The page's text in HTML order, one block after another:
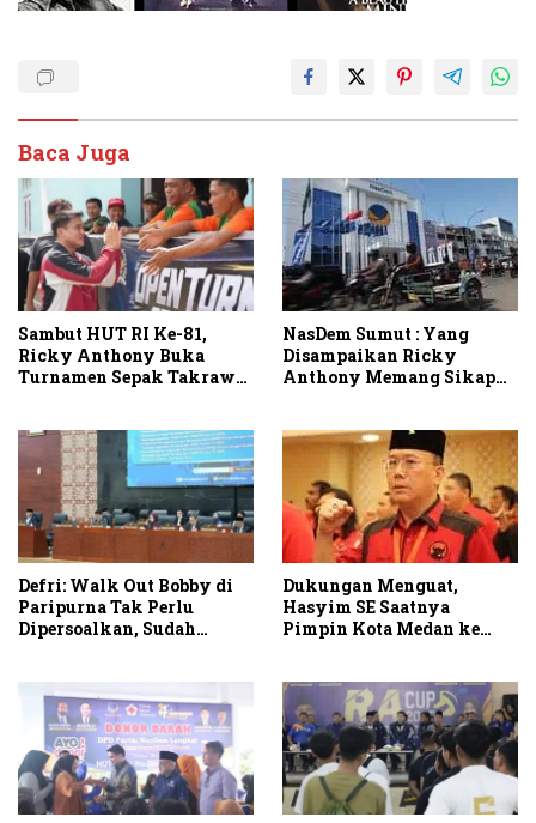
Baca Juga
Sambut HUT RI Ke-81,
Ricky Anthony Buka
Turnamen Sepak Takraw
NasDem Sumut : Yang
Disampaikan Ricky
Anthony Memang Sikap
Defri: Walk Out Bobby di
Paripurna Tak Perlu
Dipersoalkan, Sudah
Dukungan Menguat,
Hasyim SE Saatnya
Pimpin Kota Medan ke